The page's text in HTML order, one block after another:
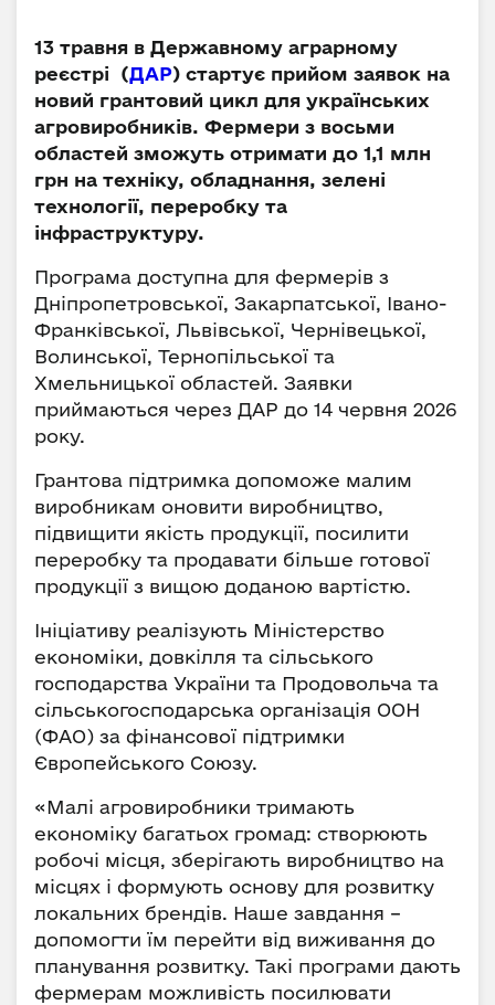
13 травня в Державному аграрному
реєстрі (ДАР) стартує прийом заявок на
новий грантовий цикл для українських
агровиробників. Фермери з восьми
областей зможуть отримати до 1,1 млн
грн на техніку, обладнання, зелені
технології, переробку та
інфраструктуру.
Програма доступна для фермерів з
Дніпропетровської, Закарпатської, Івано-
Франківської, Львівської, Чернівецької,
Волинської, Тернопільської та
Хмельницької областей. Заявки
приймаються через ДАР до 14 червня 2026
року.
Грантова підтримка допоможе малим
виробникам оновити виробництво,
підвищити якість продукції, посилити
переробку та продавати більше готової
продукції з вищою доданою вартістю.
Ініціативу реалізують Міністерство
економіки, довкілля та сільського
господарства України та Продовольча та
сільськогосподарська організація ООН
(ФАО) за фінансової підтримки
Європейського Союзу.
«Малі агровиробники тримають
економіку багатьох громад: створюють
робочі місця, зберігають виробництво на
місцях і формують основу для розвитку
локальних брендів. Наше завдання –
допомогти їм перейти від виживання до
планування розвитку. Такі програми дають
фермерам можливість посилювати